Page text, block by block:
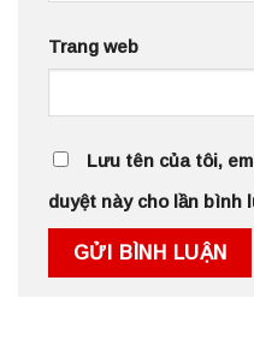
Trang web
Lưu tên của tôi,
duyệt này cho lần bình